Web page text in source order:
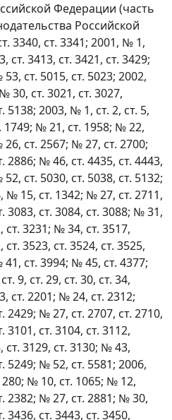
Федерации (часть
Российской
3340, ст. 3341; 2001, № 1,
3413, ст. 3421, ст. 3429;
ст. 5015, ст. 5023; 2002,
30, ст. 3021, ст. 3027,
5138; 2003, № 1, ст. 2, ст. 5,
1749; № 21, ст. 1958; № 22,
ст. 2567; № 27, ст. 2700;
2886; № 46, ст. 4435, ст. 4443,
ст. 5030, ст. 5038, ст. 5132;
№ 15, ст. 1342; № 27, ст. 2711,
3083, ст. 3084, ст. 3088; № 31,
ст. 3231; № 34, ст. 3517,
ст. 3523, ст. 3524, ст. 3525,
ст. 3994; № 45, ст. 4377;
9, ст. 29, ст. 30, ст. 34,
ст. 2201; № 24, ст. 2312;
2429; № 27, ст. 2707, ст. 2710,
3101, ст. 3104, ст. 3112,
ст. 3129, ст. 3130; № 43,
5249; № 52, ст. 5581; 2006,
№ 10, ст. 1065; № 12,
2382; № 27, ст. 2881; № 30,
3436, ст. 3443, ст. 3450,